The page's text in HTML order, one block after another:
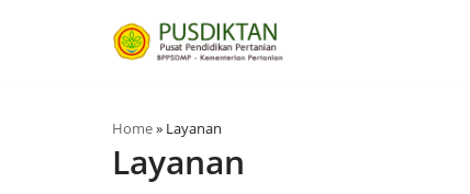
Home» Layanan
Layanan